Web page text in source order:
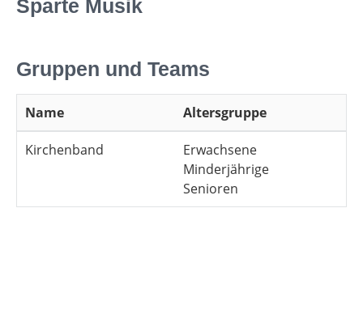
Sparte Musik
Gruppen und Teams
Name Altersgruppe
Kirchenband
Erwachsene
Minderjährige
Senioren